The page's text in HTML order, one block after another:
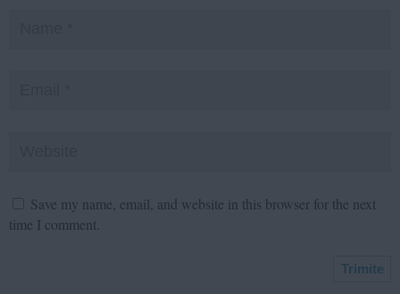
Save my name, email, and website in this browser for the next
time I comment.